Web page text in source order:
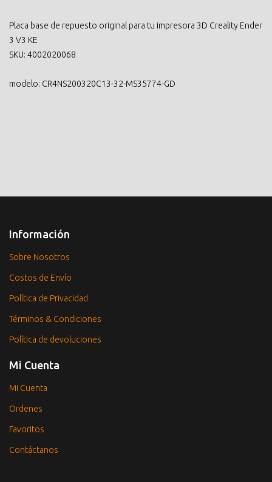
Placa base de repuesto original para tu impresora 3D Creality Ender
3 V3 KE
SKU: 4002020068
modelo: CR4NS200320C13-32-MS35774-GD
Información
Sobre Nosotros
Costos de Envío
Política de Privacidad
Términos & Condiciones
Política de devoluciones
Mi Cuenta
Mi Cuenta
Ordenes
Favoritos
Contáctanos